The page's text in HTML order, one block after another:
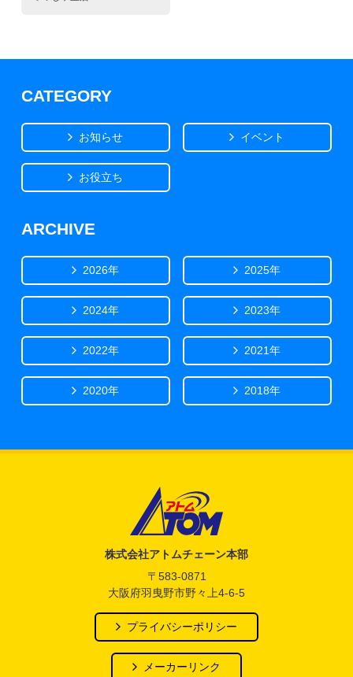
CATEGORY
お知らせ イベント
お役立ち
ARCHIVE
2026年 2025年
2024年 2023年
2022年 2021年
2020年 2018年
株式会社アトムチェーン本部
〒583-0871
大阪府羽曳野市野々上4-6-5
プライバシーポリシー
メーカーリンク